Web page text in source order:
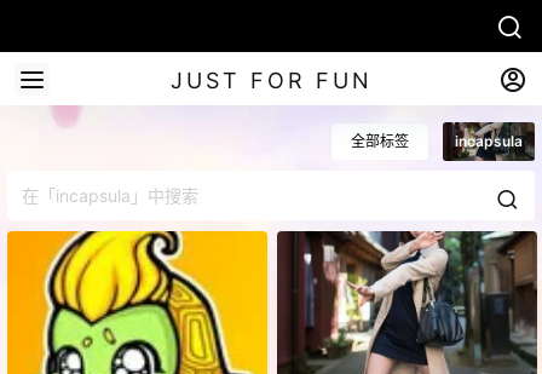
JUST FOR FUN
全部标签 incapsula